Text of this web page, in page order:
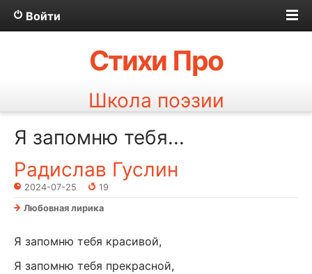
Войти
Стихи Про
Школа поэзии
Я запомню тебя...
Радислав Гуслин
2024-07-25
19
Любовная лирика
Я запомню тебя красивой,
Я запомню тебя прекрасной,